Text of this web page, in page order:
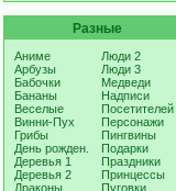
Разные
Аниме
Арбузы
Бабочки
Бананы
Веселые
Винни-Пух
Грибы
День рожден.
Деревья 1
Деревья 2
Драконы
Люди 2
Люди 3
Медведи
Надписи
Посетителей
Персонажи
Пингвины
Подарки
Праздники
Принцессы
Пуговки